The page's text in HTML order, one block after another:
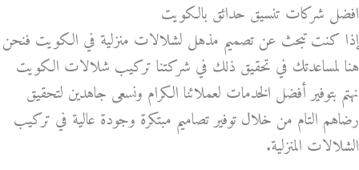
افضل شركات تنسيق حدائق بالكويت
إذا كنت تبحث عن تصميم مذهل لشلالات منزلية في الكويت فنحن
هنا لمساعدتك في تحقيق ذلك في شركتنا تركيب شلالات الكويت
نهتم بتوفير أفضل الخدمات لعملائنا الكرام ونسعى جاهدين لتحقيق
رضاهم التام من خلال توفير تصاميم مبتكرة وجودة عالية في تركيب
الشلالات المنزلية.